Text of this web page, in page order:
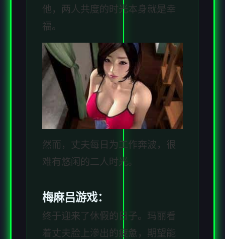
他，两人共度的时光本身就是幸
福。
然而，丈夫每日为工作奔波，很
难有悠闲的二人时光。
梅麻吕游戏：
终于迎来了休假的日子。玛丽看
着丈夫脸上滲出的疲惫，期望能